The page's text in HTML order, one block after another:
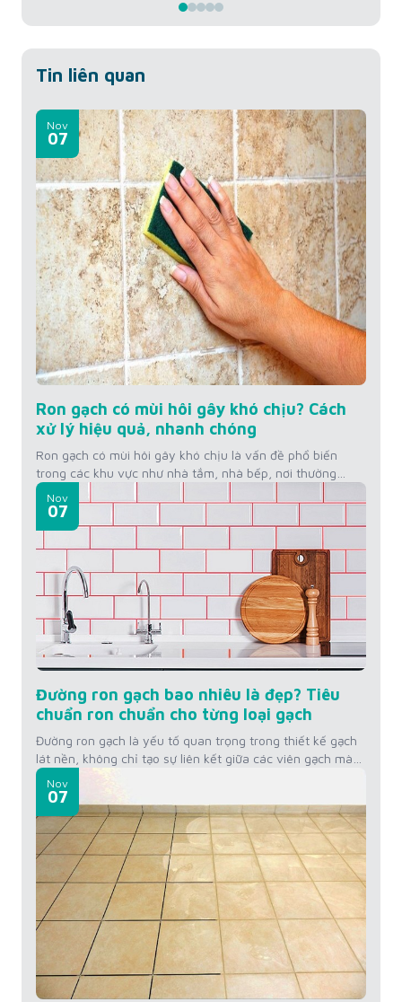
Số lượng tuyển: 01 người Thời gian làm việc: Thứ 2 –
Thứ...
Tin liên quan
Nov
07
Ron gạch có mùi hôi gây khó chịu? Cách
xử lý hiệu quả, nhanh chóng
Ron gạch có mùi hôi gây khó chịu là vấn đề phổ biến
trong các khu vực như nhà tắm, nhà bếp, nơi thường
xuyên tiếp xúc với độ ẩm và dễ bám bẩn. Mùi hôi từ
đường ron không chỉ làm mất vệ sinh mà còn ảnh hưởng
đến không gian sống. Để khắc...
Nov
07
Đường ron gạch bao nhiêu là đẹp? Tiêu
chuẩn ron chuẩn cho từng loại gạch
Đường ron gạch là yếu tố quan trọng trong thiết kế gạch
lát nền, không chỉ tạo sự liên kết giữa các viên gạch mà
còn ảnh hưởng đến thẩm mỹ không gian. Vậy đường ron
gạch bao nhiêu là đẹp? Hãy cùng tìm hiểu tiêu chuẩn
đường ron cho từng loại gạch mà KINGSMEN...
Nov
07